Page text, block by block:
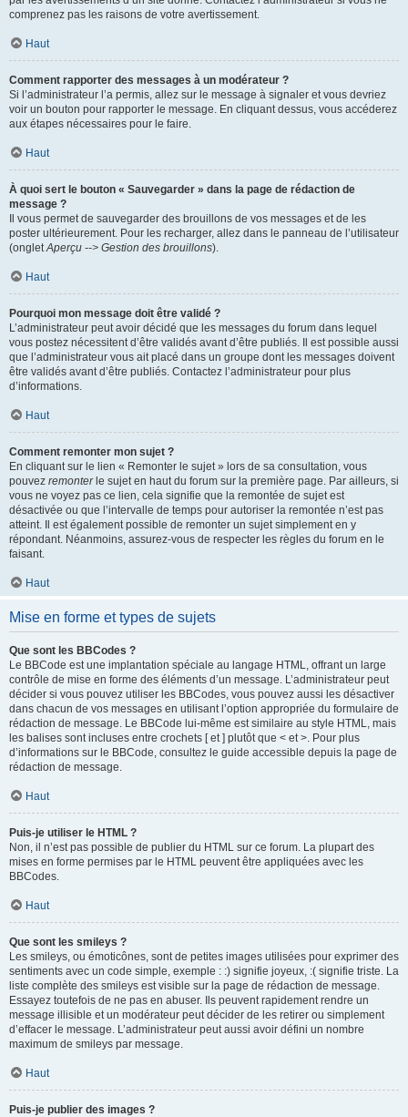
comprenez pas les raisons de votre avertissement.
Haut
Comment rapporter des messages à un modérateur ?
Si l’administrateur l’a permis, allez sur le message à signaler et vous devriez
voir un bouton pour rapporter le message. En cliquant dessus, vous accéderez
aux étapes nécessaires pour le faire.
Haut
À quoi sert le bouton « Sauvegarder » dans la page de rédaction de
message ?
Il vous permet de sauvegarder des brouillons de vos messages et de les
poster ultérieurement. Pour les recharger, allez dans le panneau de l’utilisateur
(ongletAperçu --> Gestion des brouillons).
Haut
Pourquoi mon message doit être validé ?
L’administrateur peut avoir décidé que les messages du forum dans lequel
vous postez nécessitent d’être validés avant d’être publiés. Il est possible aussi
que l’administrateur vous ait placé dans un groupe dont les messages doivent
être validés avant d’être publiés. Contactez l’administrateur pour plus
d’informations.
Haut
Comment remonter mon sujet ?
En cliquant sur le lien « Remonter le sujet » lors de sa consultation, vous
pouvez remonterle sujet en haut du forum sur la première page. Par ailleurs, si
vous ne voyez pas ce lien, cela signifie que la remontée de sujet est
désactivée ou que l’intervalle de temps pour autoriser la remontée n’est pas
atteint. Il est également possible de remonter un sujet simplement en y
répondant. Néanmoins, assurez-vous de respecter les règles du forum en le
faisant.
Haut
Mise en forme et types de sujets
Que sont les BBCodes ?
Le BBCode est une implantation spéciale au langage HTML, offrant un large
contrôle de mise en forme des éléments d’un message. L’administrateur peut
décider si vous pouvez utiliser les BBCodes, vous pouvez aussi les désactiver
dans chacun de vos messages en utilisant l’option appropriée du formulaire de
rédaction de message. Le BBCode lui-même est similaire au style HTML, mais
les balises sont incluses entre crochets [ et ] plutôt que < et >. Pour plus
d’informations sur le BBCode, consultez le guide accessible depuis la page de
rédaction de message.
Haut
Puis-je utiliser le HTML ?
Non, il n’est pas possible de publier du HTML sur ce forum. La plupart des
mises en forme permises par le HTML peuvent être appliquées avec les
BBCodes.
Haut
Que sont les smileys ?
Les smileys, ou émoticônes, sont de petites images utilisées pour exprimer des
sentiments avec un code simple, exemple : :) signifie joyeux, :( signifie triste. La
liste complète des smileys est visible sur la page de rédaction de message.
Essayez toutefois de ne pas en abuser. Ils peuvent rapidement rendre un
message illisible et un modérateur peut décider de les retirer ou simplement
d’effacer le message. L’administrateur peut aussi avoir défini un nombre
maximum de smileys par message.
Haut
Puis-je publier des images ?